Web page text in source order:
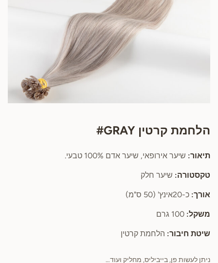
הלחמת קרטין GRAY#
תיאור: שיער אירופאי, שיער אדם 100% טבעי.
טקסטורה: שיער חלק
אורך: כ-20אינץ' (50 ס"מ)
משקל: 100 גרם
שיטת חיבור: הלחמת קרטין
ניתן לעשות פן, בייביליס, מחליק ועוד…